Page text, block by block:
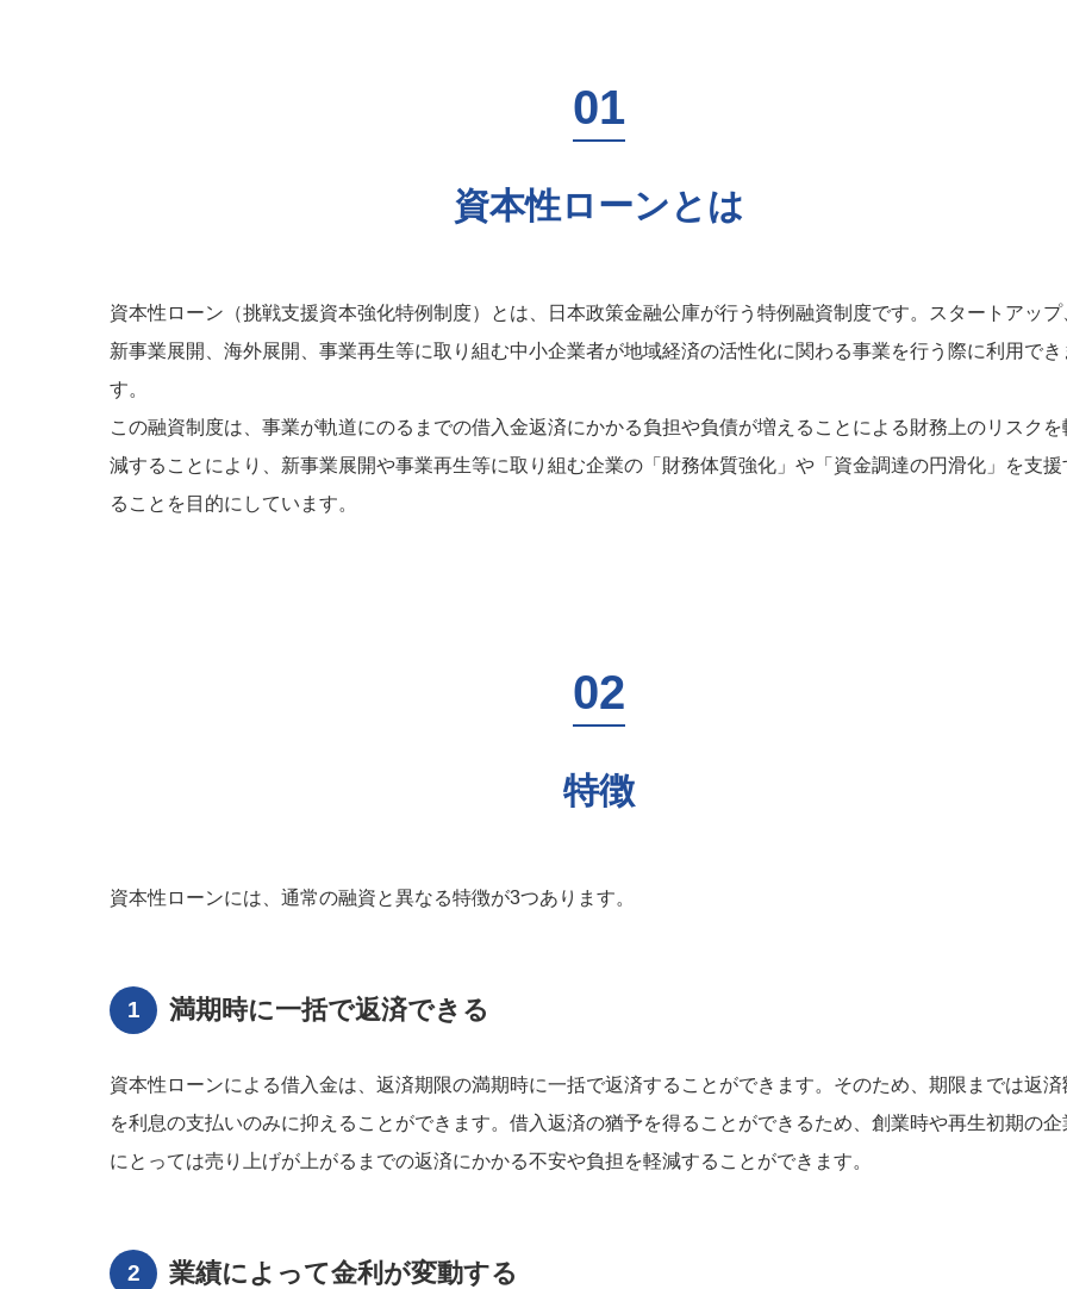
資本性ローンとは
資本性ローン（挑戦支援資本強化特例制度）とは、日本政策金融公庫が行う特例融資制度です。スタートアップ
新事業展開、海外展開、事業再生等に取り組む中小企業者が地域経済の活性化に関わる事業を行う際に利用でき
す。
この融資制度は、事業が軌道にのるまでの借入金返済にかかる負担や負債が増えることによる財務上のリスクを
減することにより、新事業展開や事業再生等に取り組む企業の「財務体質強化」や「資金調達の円滑化」を支援
ることを目的にしています。
特徴
資本性ローンには、通常の融資と異なる特徴が3つあります。
満期時に一括で返済できる
資本性ローンによる借入金は、返済期限の満期時に一括で返済することができます。そのため、期限までは返済
を利息の支払いのみに抑えることができます。借入返済の猶予を得ることができるため、創業時や再生初期の企
にとっては売り上げが上がるまでの返済にかかる不安や負担を軽減することができます。
業績によって金利が変動する